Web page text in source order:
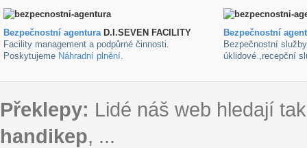
Bezpečnostní agenturaD.I.SEVEN FACILITY
Facility management a podpůrné činnosti.
Poskytujeme Náhradní plnění.
Bezpečnostní
Bezpečnostní
úklidové ,recepční
Překlepy: Lidé náš web hledají
handikep, ...